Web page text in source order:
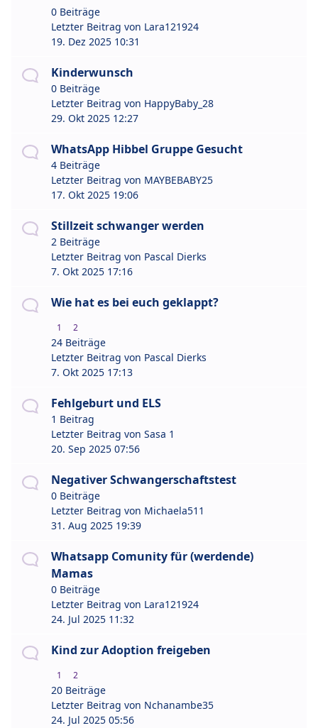
0 Beiträge
Letzter Beitrag von Lara121924
19. Dez 2025 10:31
Kinderwunsch
0 Beiträge
Letzter Beitrag von HappyBaby_28
29. Okt 2025 12:27
WhatsApp Hibbel Gruppe Gesucht
4 Beiträge
Letzter Beitrag von MAYBEBABY25
17. Okt 2025 19:06
Stillzeit schwanger werden
2 Beiträge
Letzter Beitrag von Pascal Dierks
7. Okt 2025 17:16
Wie hat es bei euch geklappt?
1 2
24 Beiträge
Letzter Beitrag von Pascal Dierks
7. Okt 2025 17:13
Fehlgeburt und ELS
1 Beitrag
Letzter Beitrag von Sasa 1
20. Sep 2025 07:56
Negativer Schwangerschaftstest
0 Beiträge
Letzter Beitrag von Michaela511
31. Aug 2025 19:39
Whatsapp Comunity für (werdende)
Mamas
0 Beiträge
Letzter Beitrag von Lara121924
24. Jul 2025 11:32
Kind zur Adoption freigeben
1 2
20 Beiträge
Letzter Beitrag von Nchanambe35
24. Jul 2025 05:56